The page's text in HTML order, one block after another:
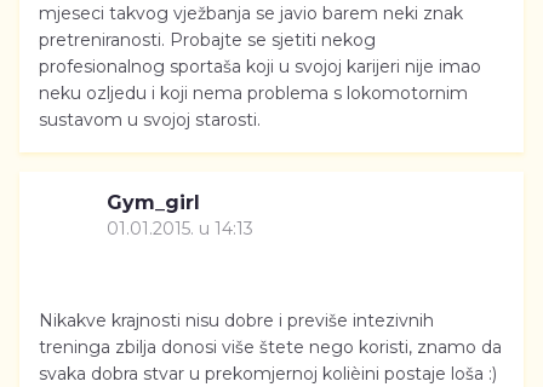
mjeseci takvog vježbanja se javio barem neki znak
pretreniranosti. Probajte se sjetiti nekog
profesionalnog sportaša koji u svojoj karijeri nije imao
neku ozljedu i koji nema problema s lokomotornim
sustavom u svojoj starosti.
Gym_girl
01.01.2015. u 14:13
Nikakve krajnosti nisu dobre i previše intezivnih
treninga zbilja donosi više štete nego koristi, znamo da
svaka dobra stvar u prekomjernoj kolièini postaje loša :)